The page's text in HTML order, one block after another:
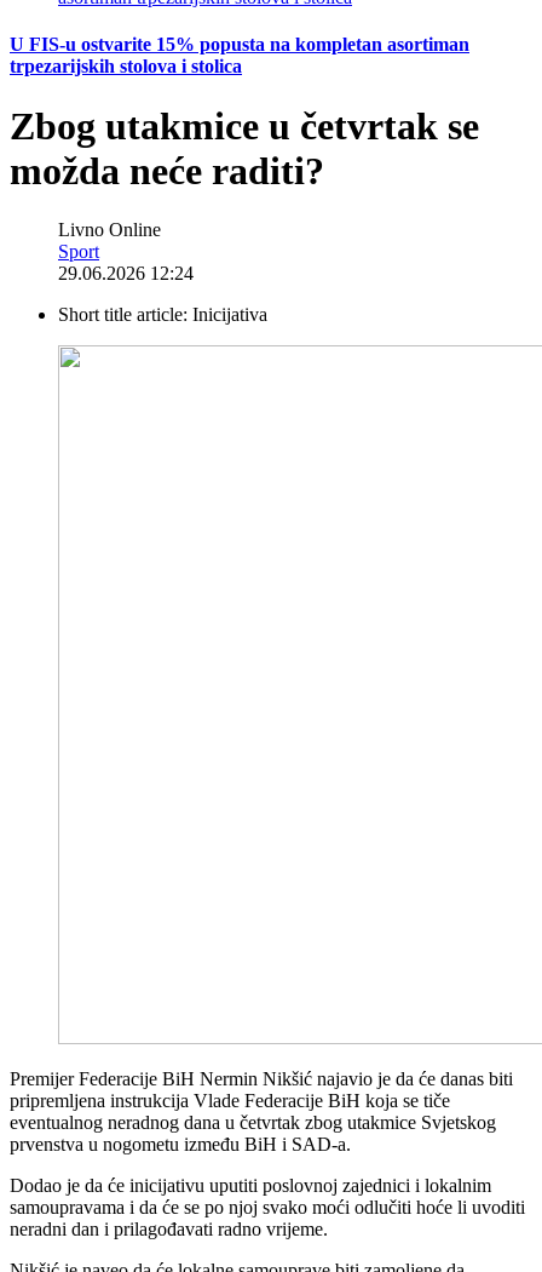
U FIS-u ostvarite 15% popusta na kompletan asortiman
trpezarijskih stolova i stolica
Zbog utakmice u četvrtak se
možda neće raditi?
Livno Online
Sport
29.06.2026 12:24
Short title article: Inicijativa
Premijer Federacije BiH Nermin Nikšić najavio je da će danas biti
pripremljena instrukcija Vlade Federacije BiH koja se tiče
eventualnog neradnog dana u četvrtak zbog utakmice Svjetskog
prvenstva u nogometu između BiH i SAD-a.
Dodao je da će inicijativu uputiti poslovnoj zajednici i lokalnim
samoupravama i da će se po njoj svako moći odlučiti hoće li uvoditi
neradni dan i prilagođavati radno vrijeme.